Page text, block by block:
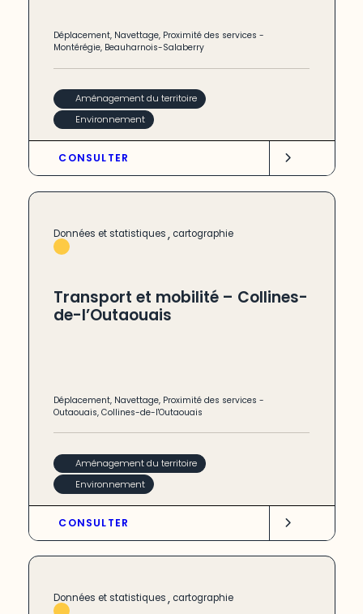
Déplacement, Navettage, Proximité des services -
Montérégie, Beauharnois-Salaberry
Aménagement du territoire
Environnement
CONSULTER
Données et statistiques, cartographie
Transport et mobilité – Collines-
de-l’Outaouais
Déplacement, Navettage, Proximité des services -
Outaouais,Collines-de-l'Outaouais
Aménagement du territoire
Environnement
CONSULTER
Données et statistiques, cartographie